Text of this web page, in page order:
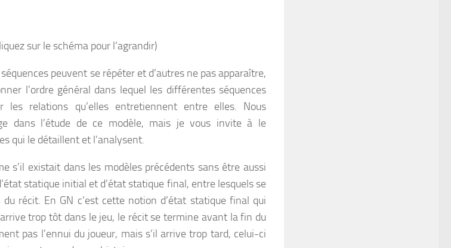
sur le schéma pour l’agrandir)
peuvent se répéter et d’autres ne pas apparaître,
l’ordre général dans lequel les différentes séquences
les relations qu’elles entretiennent entre elles. Nous
dans l’étude de ce modèle, mais je vous invite à le
qui le détaillent et l’analysent.
s’il existait dans les modèles précédents sans être aussi
statique initial et d’état statique final, entre lesquels se
récit. En GN c’est cette notion d’état statique final qui
trop tôt dans le jeu, le récit se termine avant la fin du
pas l’ennui du joueur, mais s’il arrive trop tard, celui-ci